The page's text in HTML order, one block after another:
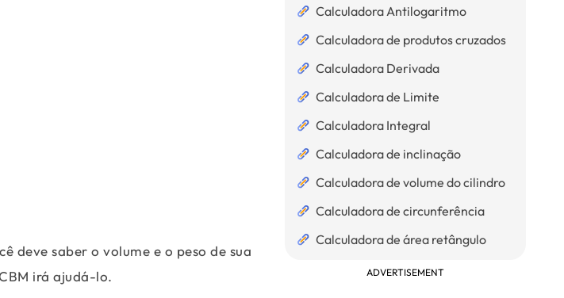
deve saber o volume e o peso de sua
irá ajudá-lo.
Calculadora Antilogaritmo
Calculadora de produtos cruzados
Calculadora Derivada
Calculadora de Limite
Calculadora Integral
Calculadora de inclinação
Calculadora de volume do cilindro
Calculadora de circunferência
Calculadora de área retângulo
ADVERTISEMENT